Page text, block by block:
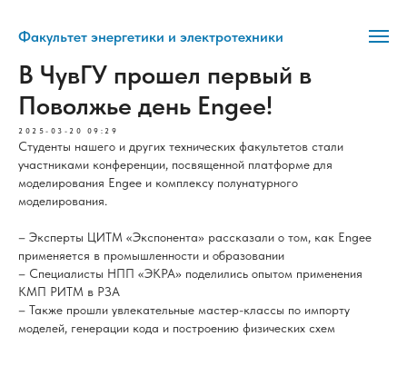
Факультет энергетики и электротехники
В ЧувГУ прошел первый в
Поволжье день Engee!
2025-03-20 09:29
Студенты нашего и других технических факультетов стали
участниками конференции, посвященной платформе для
моделирования Engee и комплексу полунатурного
моделирования.
– Эксперты ЦИТМ «Экспонента» рассказали о том, как Engee
применяется в промышленности и образовании
– Специалисты НПП «ЭКРА» поделились опытом применения
КМП РИТМ в РЗА
– Также прошли увлекательные мастер-классы по импорту
моделей, генерации кода и построению физических схем